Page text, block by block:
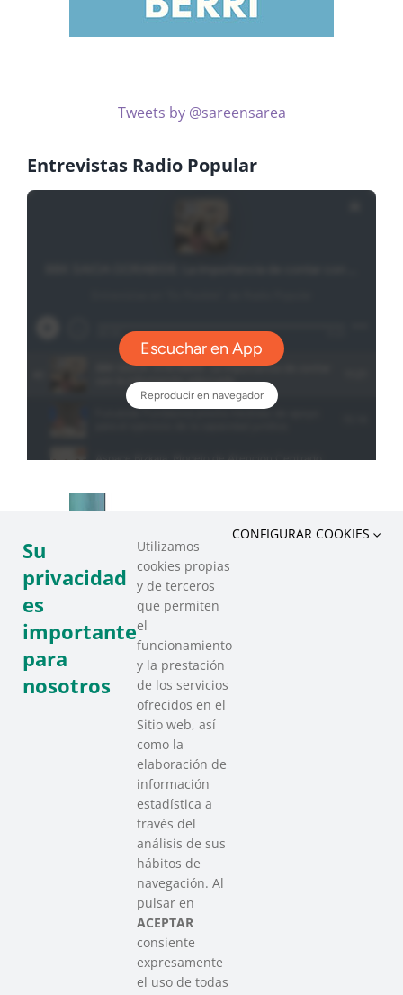
Tweets by @sareensarea
Entrevistas Radio Popular
SAREEN SAREA
Asociación que agrupa a las redes
del Tercer Sector Social en Euskadi
Contacto
Su
privacidad
es
importante
para
nosotros
Utilizamos
cookies propias
y de terceros
que permiten
el
funcionamiento
y la prestación
de los servicios
ofrecidos en el
Sitio web, así
como la
elaboración de
información
estadística a
través del
análisis de sus
hábitos de
navegación. Al
pulsar en
ACEPTAR
consiente
expresamente
el uso de todas
CONFIGURAR COOKIES